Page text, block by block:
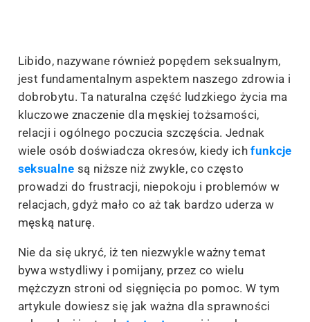
Libido, nazywane również popędem seksualnym,
jest fundamentalnym aspektem naszego zdrowia i
dobrobytu. Ta naturalna część ludzkiego życia ma
kluczowe znaczenie dla męskiej tożsamości,
relacji i ogólnego poczucia szczęścia. Jednak
wiele osób doświadcza okresów, kiedy ichfunkcje
seksualne są niższe niż zwykle, co często
prowadzi do frustracji, niepokoju i problemów w
relacjach, gdyż mało co aż tak bardzo uderza w
męską naturę.
Nie da się ukryć, iż ten niezwykle ważny temat
bywa wstydliwy i pomijany, przez co wielu
mężczyzn stroni od sięgnięcia po pomoc. W tym
artykule dowiesz się jak ważna dla sprawności